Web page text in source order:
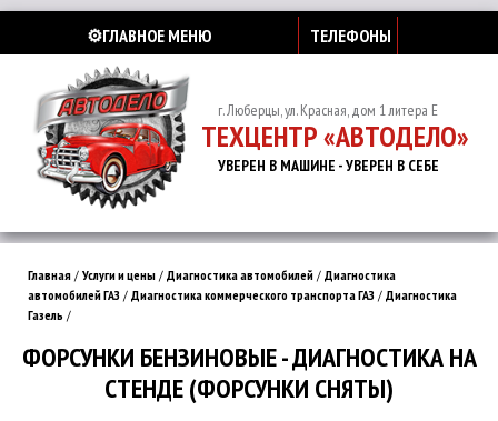
⚙️ГЛАВНОЕ МЕНЮ ТЕЛЕФОНЫ
г. Люберцы, ул. Красная, дом 1 литера Е
ТЕХЦЕНТР «АВТОДЕЛО»
УВЕРЕН В МАШИНЕ - УВЕРЕН В СЕБЕ
Главная / Услуги и цены / Диагностика автомобилей / Диагностика
автомобилей ГАЗ / Диагностика коммерческого транспорта ГАЗ / Диагностика
Газель /
ФОРСУНКИ БЕНЗИНОВЫЕ - ДИАГНОСТИКА НА
СТЕНДЕ (ФОРСУНКИ СНЯТЫ)